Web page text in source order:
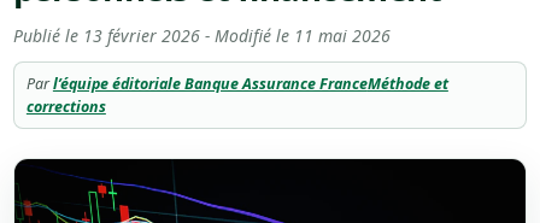
Publié le 13 février 2026- Modifié le 11 mai 2026
Parl’équipe éditoriale Banque Assurance FranceMéthode et
corrections